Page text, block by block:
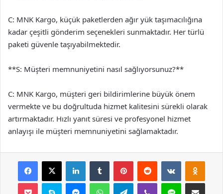
C: MNK Kargo, küçük paketlerden ağır yük taşımacılığına
kadar çeşitli gönderim seçenekleri sunmaktadır. Her türlü
paketi güvenle taşıyabilmektedir.
**S: Müşteri memnuniyetini nasıl sağlıyorsunuz?**
C: MNK Kargo, müşteri geri bildirimlerine büyük önem
vermekte ve bu doğrultuda hizmet kalitesini sürekli olarak
artırmaktadır. Hızlı yanıt süresi ve profesyonel hizmet
anlayışı ile müşteri memnuniyetini sağlamaktadır.
Facebook
X LinkedInTumblr PinterestReddit VKontakte
Pocket Skype MessengerWhatsAppTelegramViber Line E-Posta ile